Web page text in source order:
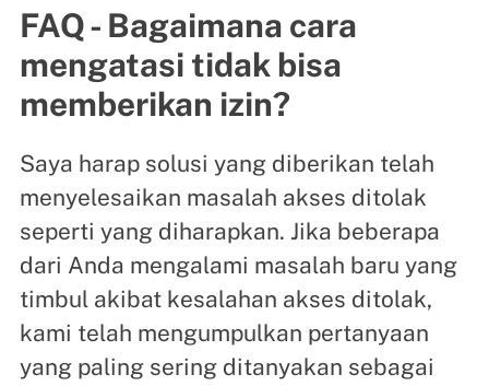
FAQ - Bagaimana cara
mengatasi tidak bisa
memberikan izin?
Saya harap solusi yang diberikan telah
menyelesaikan masalah akses ditolak
seperti yang diharapkan. Jika beberapa
dari Anda mengalami masalah baru yang
timbul akibat kesalahan akses ditolak,
kami telah mengumpulkan pertanyaan
yang paling sering ditanyakan sebagai